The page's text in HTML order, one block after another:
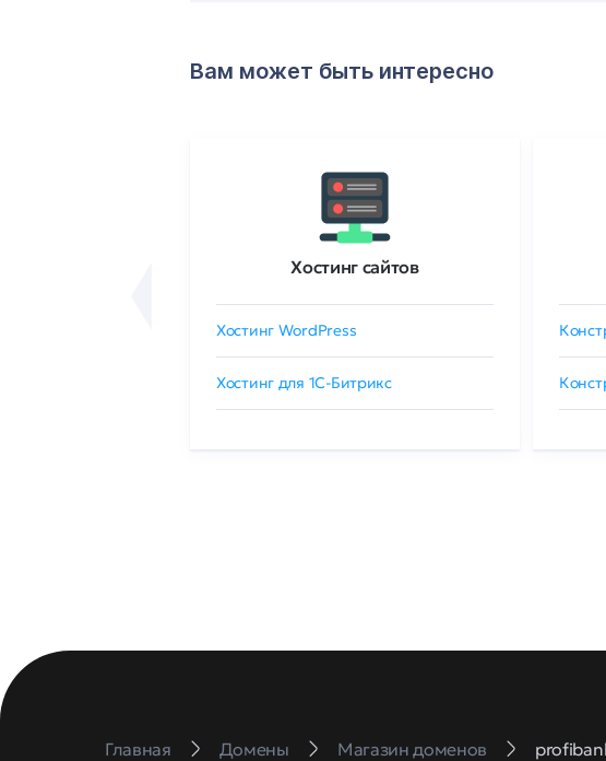
Вам может быть интересно
Хостинг сайтов
Хостинг WordPress
Хостинг для 1C-Битрикс
Главная Домены Магазин доменов